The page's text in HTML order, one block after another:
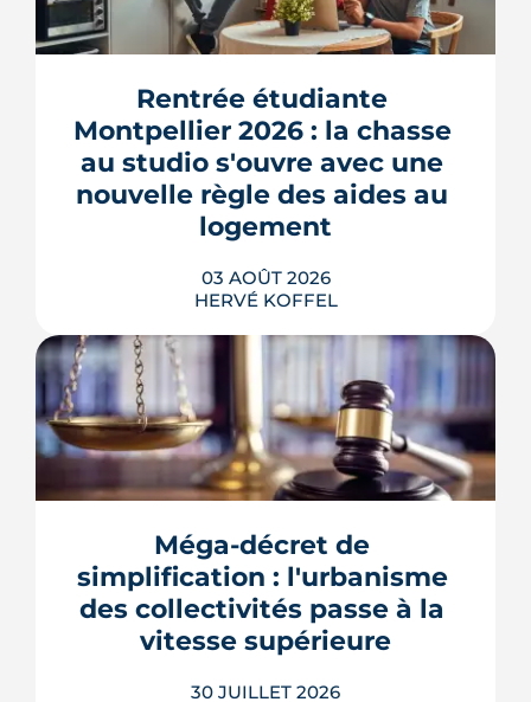
Montpellier prépare la dernière grande
pièce de Port Marianne. La ZAC de
l'Union, entrée dans une nouvelle
phase de concertation, veut
transformer un secteur sans identité en
quartier d'habitat.
LIRE L'ARTICLE
Rentrée étudiante
Montpellier 2026 : la chasse
au studio s'ouvre avec une
nouvelle règle des aides au
logement
03 AOÛT 2026
HERVÉ KOFFEL
Se loger à Montpellier pour la rentrée
2026 tient de la course de vitesse, sur
un marché où le studio part en
étudiants internationaux, une réforme
des aides au logement entrée en
vigueur le 1er juillet vient alourdir la
note.
LIRE L'ARTICLE
Méga-décret de
simplification : l'urbanisme
des collectivités passe à la
vitesse supérieure
30 JUILLET 2026